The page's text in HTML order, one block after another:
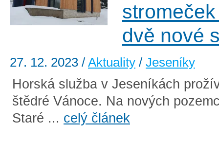
dvě nové
27. 12. 2023 / Aktuality / Jeseníky
Horská služba v Jeseníkách
štědré Vánoce. Na nových
Staré ... celý článek